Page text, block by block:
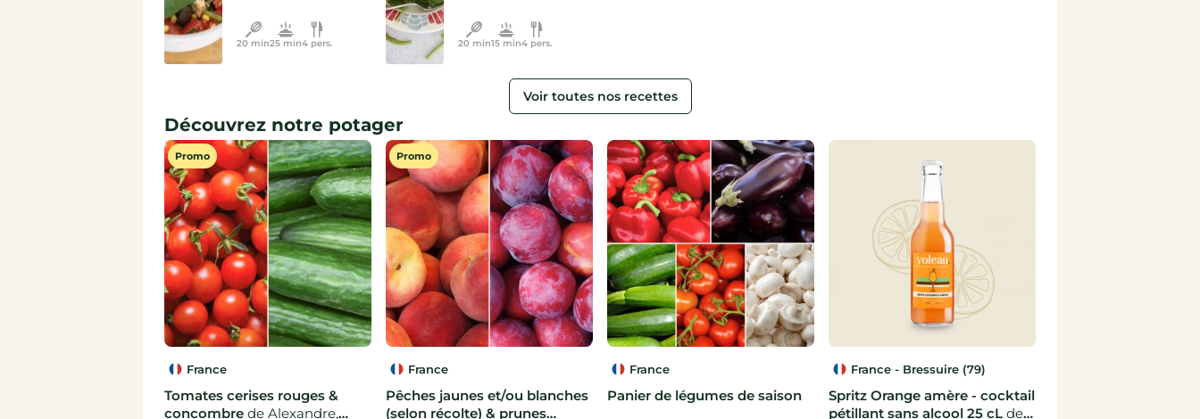
20 min25 min4 pers. 20 min15 min4 pers.
Voir toutes nos recettes
Découvrez notre potager
Promo
France
Tomates cerises rouges &
concombre de Alexandre,
Promo
France
Pêches jaunes et/ou blanches
(selon récolte) & prunes
France
Panier de légumes de saison
France - Bressuire (79)
Spritz Orange amère - cocktail
pétillant sans alcool 25 cL de